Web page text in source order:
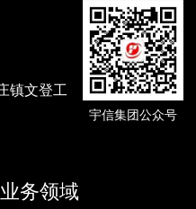
镇文登工
宇信集团公众号
业务领域